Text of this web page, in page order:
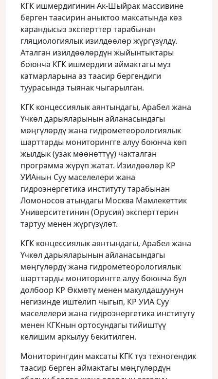
КГК ишмердигинин Ак-Шыйрак массивине
берген таасирин аныктоо максатында көз
карандысыз эксперттер тарабынан
гляциологиялык изилдөөлөр жүргүзүлдү.
Аталган изилдөөлөрдүн жыйынтыктары
боюнча КГК ишмердиги аймактагы муз
катмарларына аз таасир бергендиги
туурасында тыянак чыгарылган.
КГК концессиялык аянтындагы, Арабел жана
Үчкөл дарыяларынын айланасындагы
мөңгүлөрдү жана гидрометеорологиялык
шарттарды мониторингге алуу боюнча көп
жылдык (узак мөөнөттүү) чакталган
программа жүрүп жатат. Изилдөөлөр КР
УИАнын Суу маселелери жана
гидроэнергетика институту тарабынан
Ломоносов атындагы Москва Мамлекеттик
Университетинин (Орусия) эксперттерин
тартуу менен жүргүзүлөт.
КГК концессиялык аянтындагы, Арабел жана
Үчкөл дарыяларынын айланасындагы
мөңгүлөрдү жана гидрометеорологиялык
шарттарды мониторингге алуу боюнча бул
долбоор КР Өкмөтү менен макулдашуунун
негизинде иштелип чыгып, КР УИА Суу
маселелери жана гидроэнергетика институту
менен КГКнын ортосундагы тийиштүү
келишим аркылуу бекитилген.
Мониторингдин максаты КГК түз техногендик
таасир берген аймактагы мөңгүлөрдүн